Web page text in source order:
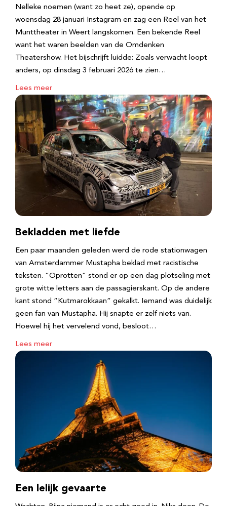
Nelleke noemen (want zo heet ze), opende op
woensdag 28 januari Instagram en zag een Reel van het
Munttheater in Weert langskomen. Een bekende Reel
want het waren beelden van de Omdenken
Theatershow. Het bijschrijft luidde: Zoals verwacht loopt
anders, op dinsdag 3 februari 2026 te zien…
Lees meer
Bekladden met liefde
Een paar maanden geleden werd de rode stationwagen
van Amsterdammer Mustapha beklad met racistische
teksten. “Oprotten” stond er op een dag plotseling met
grote witte letters aan de passagierskant. Op de andere
kant stond “Kutmarokkaan” gekalkt. Iemand was duidelijk
geen fan van Mustapha. Hij snapte er zelf niets van.
Hoewel hij het vervelend vond, besloot…
Lees meer
Een lelijk gevaarte